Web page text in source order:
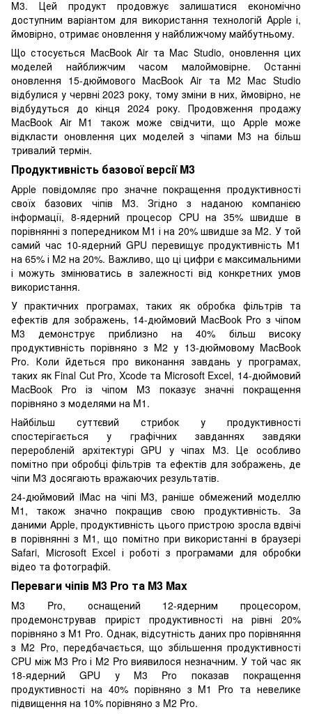
M3. Цей продукт продовжує залишатися економічно
доступним варіантом для використання технологій Apple і,
ймовірно, отримає оновлення у найближчому майбутньому.
Що стосується MacBook Air та Mac Studio, оновлення цих
моделей найближчим часом малоймовірне. Останні
оновлення 15-дюймового MacBook Air та M2 Mac Studio
відбулися у червні 2023 року, тому зміни в них, ймовірно, не
відбудуться до кінця 2024 року. Продовження продажу
MacBook Air M1 також може свідчити, що Apple може
відкласти оновлення цих моделей з чіпами M3 на більш
тривалий термін.
Продуктивність базової версії M3
Apple повідомляє про значне покращення продуктивності
своїх базових чіпів M3. Згідно з наданою компанією
інформації, 8-ядерний процесор CPU на 35% швидше в
порівнянні з попередником M1 і на 20% швидше за M2. У той
самий час 10-ядерний GPU перевищує продуктивність M1
на 65% і M2 на 20%. Важливо, що ці цифри є максимальними
і можуть змінюватись в залежності від конкретних умов
використання.
У практичних програмах, таких як обробка фільтрів та
ефектів для зображень, 14-дюймовий MacBook Pro з чіпом
M3 демонструє приблизно на 40% більш високу
продуктивність порівняно з M2 у 13-дюймовому MacBook
Pro. Коли йдеться про виконання завдань у програмах,
таких як Final Cut Pro, Xcode та Microsoft Excel, 14-дюймовий
MacBook Pro із чіпом M3 показує значні покращення
порівняно з моделями на M1.
Найбільш суттєвий стрибок у продуктивності
спостерігається у графічних завданнях завдяки
переробленій архітектурі GPU у чіпах M3. Це особливо
помітно при обробці фільтрів та ефектів для зображень, де
чіпи M3 досягають вражаючих результатів.
24-дюймовий iMac на чіпі M3, раніше обмежений моделлю
M1, також значно покращив свою продуктивність. За
даними Apple, продуктивність цього пристрою зросла вдвічі
в порівнянні з M1, що помітно при використанні в браузері
Safari, Microsoft Excel і роботі з програмами для обробки
відео та фотографій.
Переваги чіпів M3 Pro та M3 Max
M3 Pro, оснащений 12-ядерним процесором,
продемонстрував приріст продуктивності на рівні 20%
порівняно з M1 Pro. Однак, відсутність даних про порівняння
з M2 Pro, передбачається, що збільшення продуктивності
CPU між M3 Pro і M2 Pro виявилося незначним. У той час як
18-ядерний GPU у M3 Pro показав покращення
продуктивності на 40% порівняно з M1 Pro та невелике
підвищення на 10% порівняно з M2 Pro.